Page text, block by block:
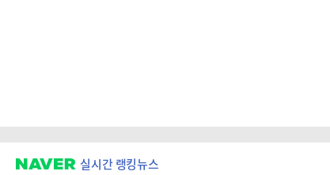
실시간 랭킹뉴스